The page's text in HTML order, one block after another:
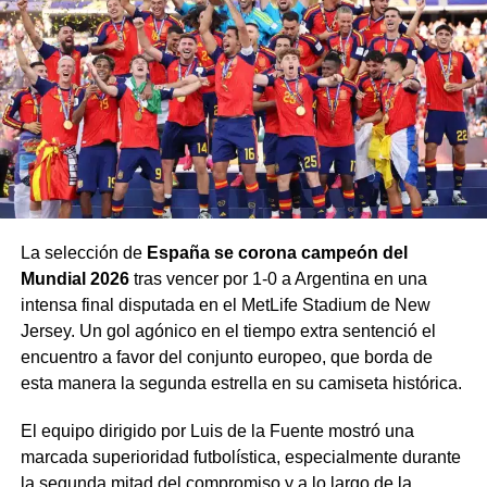
reciente cambio de gobierno ha empoderado al partido
políticoBJP, el cual promueve una agenda para que
India sea 100% hinduista.
Esta situación ha desencadenado una ola de violencia y
hostigamiento:
Cierre de iglesias:Se estima que el80% de las
Detenciones y violencia:Arkani denunció que
pastores y cuatro líderesde su propia
congregación fueron golpeados y detenidos por
las autoridades.
Leyes restrictivas:Se ha aprobado legislación
años durante procesos judiciales, y se prohíbe a los
locales alquilar espacios para cultos.
La selección de España se corona campeón del
Mundial 2026tras vencer por 1-0 a Argentina en una
intensa final disputada en el MetLife Stadium de New
Jersey. Un gol agónico en el tiempo extra sentenció el
encuentro a favor del conjunto europeo, que borda de
esta manera la segunda estrella en su camiseta histórica.
El equipo dirigido por Luis de la Fuente mostró una
marcada superioridad futbolística, especialmente durante
la segunda mitad del compromiso y a lo largo de la